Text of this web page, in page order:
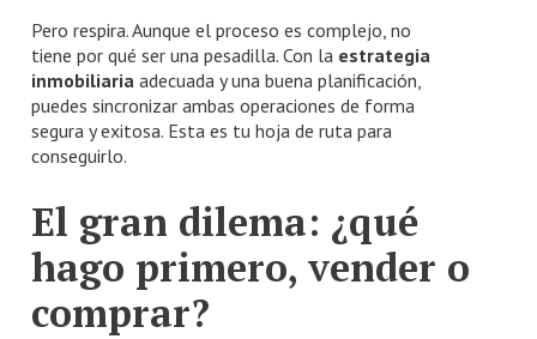
Pero respira. Aunque el proceso es complejo, no
tiene por qué ser una pesadilla. Con la estrategia
inmobiliaria adecuada y una buena planificación,
puedes sincronizar ambas operaciones de forma
segura y exitosa. Esta es tu hoja de ruta para
conseguirlo.
El gran dilema: ¿qué
hago primero, vender o
comprar?